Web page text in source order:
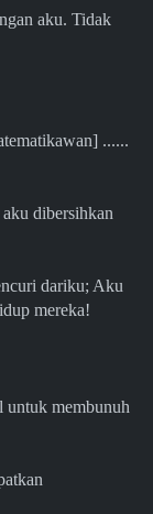
aku. Tidak
......
dibersihkan
dariku; Aku
mereka!
untuk membunuh